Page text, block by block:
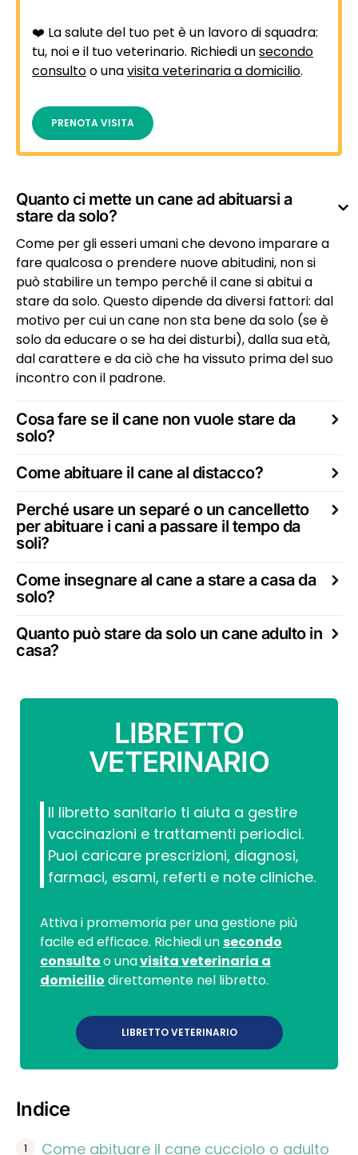
❤️ La salute del tuo pet è un lavoro di squadra:
tu, noi e il tuo veterinario. Richiedi unsecondo
consultoo unavisita veterinaria a domicilio.
PRENOTA VISITA
Quanto ci mette un cane ad abituarsi a
stare da solo?
Come per gli esseri umani che devono imparare a
fare qualcosa o prendere nuove abitudini, non si
può stabilire un tempo perché il cane si abitui a
stare da solo. Questo dipende da diversi fattori: dal
motivo per cui un cane non sta bene da solo (se è
solo da educare o se ha dei disturbi), dalla sua età,
dal carattere e da ciò che ha vissuto prima del suo
incontro con il padrone.
Cosa fare se il cane non vuole stare da
solo?
Come abituare il cane al distacco?
Perché usare un separé o un cancelletto
per abituare i cani a passare il tempo da
soli?
Come insegnare al cane a stare a casa da
solo?
Quanto può stare da solo un cane adulto in
casa?
LIBRETTO
VETERINARIO
Il libretto sanitario ti aiuta a gestire
vaccinazioni e trattamenti periodici.
Puoi caricare prescrizioni, diagnosi,
farmaci, esami, referti e note cliniche.
Attiva i promemoria per una gestione più
facile ed efficace. Richiedi unsecondo
consultoo unavisita veterinaria a
domicilio direttamente nel libretto.
LIBRETTO VETERINARIO
Indice
Come abituare il cane cucciolo o adulto